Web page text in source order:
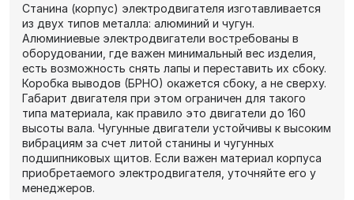
Станина (корпус) электродвигателя изготавливается
из двух типов металла: алюминий и чугун.
Алюминиевые электродвигатели востребованы в
оборудовании, где важен минимальный вес изделия,
есть возможность снять лапы и переставить их сбоку.
Коробка выводов (БРНО) окажется сбоку, а не сверху.
Габарит двигателя при этом ограничен для такого
типа материала, как правило это двигатели до 160
высоты вала. Чугунные двигатели устойчивы к высоким
вибрациям за счет литой станины и чугунных
подшипниковых щитов. Если важен материал корпуса
приобретаемого электродвигателя, уточняйте его у
менеджеров.